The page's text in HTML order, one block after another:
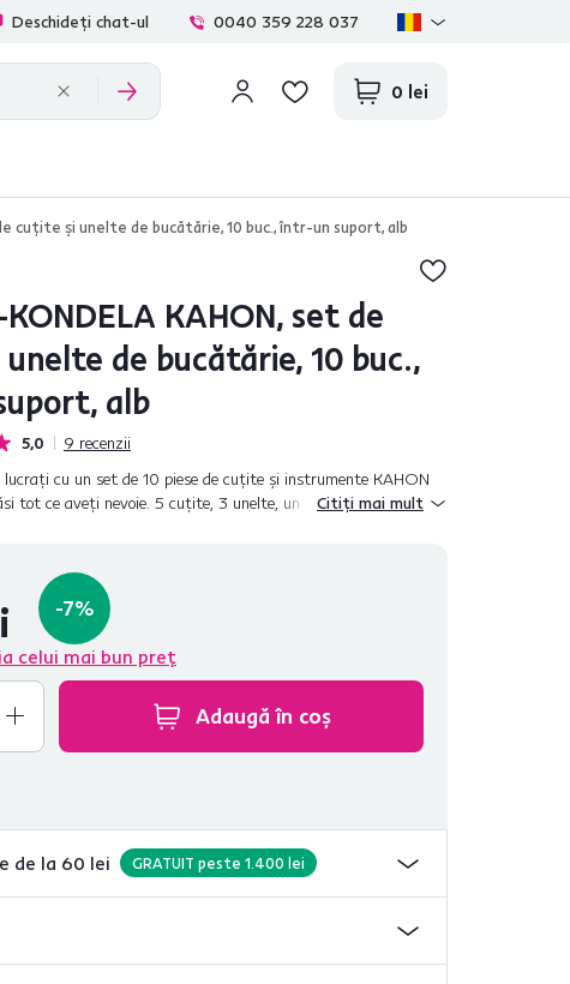
Deschideți chat-ul 0040 359 228 037
0 lei
cuţite şi unelte de bucătărie, 10 buc., într-un suport, alb
KAHON, set de
de bucătărie, 10 buc.,
alb
5,0 9 recenzii
lucraţi cu un set de 10 piese de cuţite şi instrumente KAHON
tot ce aveţi nevoie. 5 cuţite, 3 unelte, un tocător şi un suport
Citiți mai mult
-7%
celui mai bun preț
Adaugă în coș
de la 60 lei GRATUIT peste 1.400 lei